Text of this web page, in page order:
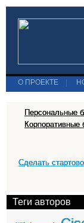
О ПРОЕКТЕ
Персональные
Корпоративные
Сделать
Теги авторов